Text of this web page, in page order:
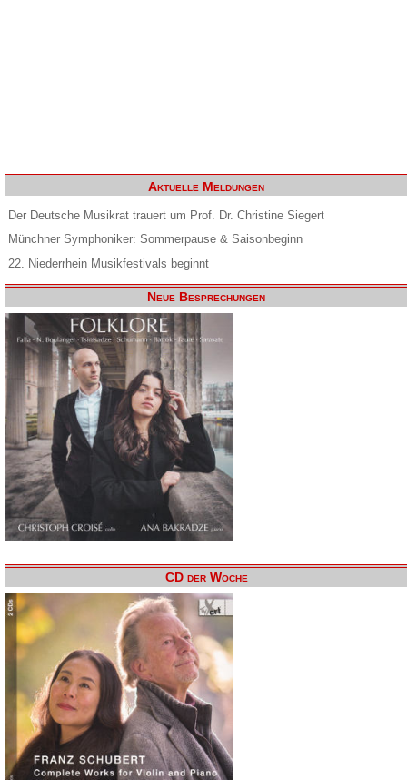
Aktuelle Meldungen
Der Deutsche Musikrat trauert um Prof. Dr. Christine Siegert
Münchner Symphoniker: Sommerpause & Saisonbeginn
22. Niederrhein Musikfestivals beginnt
Neue Besprechungen
CD der Woche